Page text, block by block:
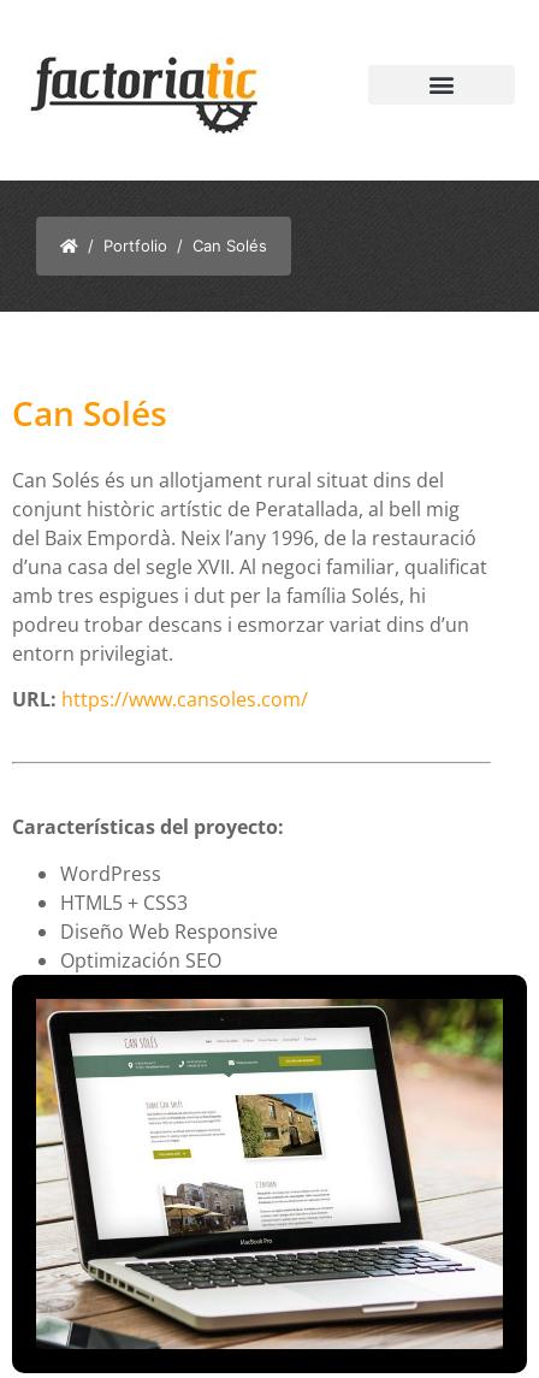
/ Portfolio / Can Solés
Can Solés
Can Solés és un allotjament rural situat dins del
conjunt històric artístic de Peratallada, al bell mig
del Baix Empordà. Neix l’any 1996, de la restauració
d’una casa del segle XVII. Al negoci familiar, qualificat
amb tres espigues i dut per la família Solés, hi
podreu trobar descans i esmorzar variat dins d’un
entorn privilegiat.
URL: https://www.cansoles.com/
Características del proyecto:
WordPress
HTML5 + CSS3
Diseño Web Responsive
Optimización SEO